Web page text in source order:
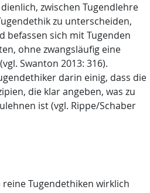
zwischen Tugendlehre
zu unterscheiden,
befassen sich mit Tugenden
ohne zwangsläufig eine
Swanton 2013: 316).
darin einig, dass die
die klar angeben, was zu
ist (vgl. Rippe/Schaber
reine Tugendethiken wirklich